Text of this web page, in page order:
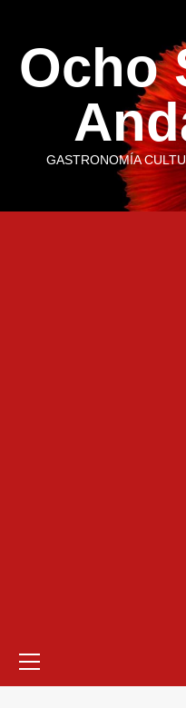
contenido
Ocho
GASTRONOMÍA
primario